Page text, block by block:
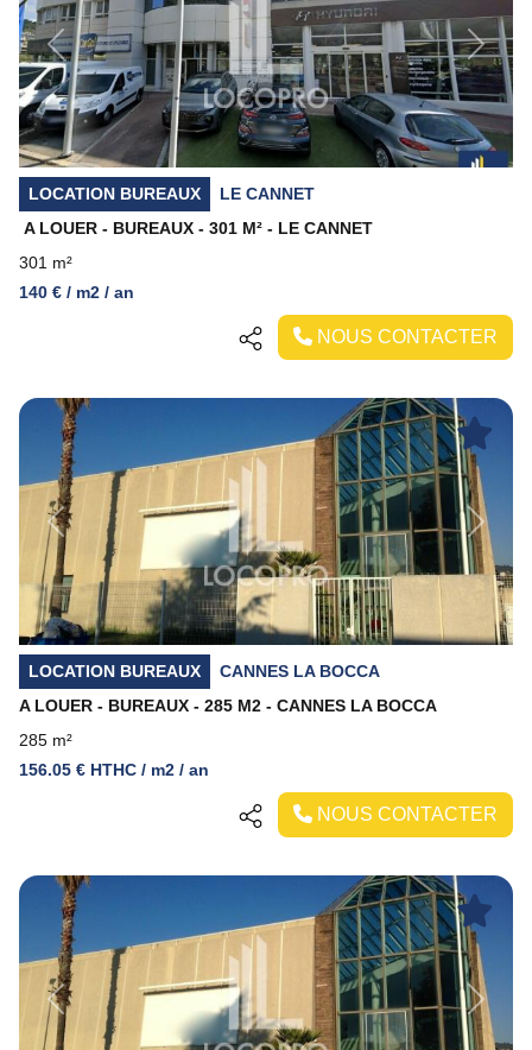
Previous Next
LOCATION BUREAUX
LE CANNET
A LOUER - BUREAUX - 301 M² - LE CANNET
301 m²
140 € / m2 / an
NOUS CONTACTER
Previous Next
LOCATION BUREAUX
CANNES LA BOCCA
A LOUER - BUREAUX - 285 M2 - CANNES LA BOCCA
285 m²
156.05 € HTHC / m2 / an
NOUS CONTACTER
Previous Next